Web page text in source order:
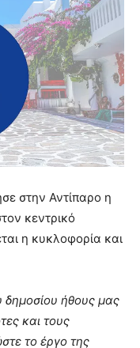
στην Αντίπαρο η
κεντρικό
η κυκλοφορία και
δημοσίου ήθους μας
και τους
το έργο της